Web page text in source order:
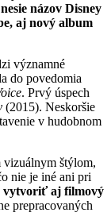
názov Disney
aj nový album
významné
do povedomia
. Prvý úspech
(2015). Neskoršie
v hudobnom
vizuálnym štýlom,
nie je iné ani pri
vytvoriť aj filmový
prepracovaných